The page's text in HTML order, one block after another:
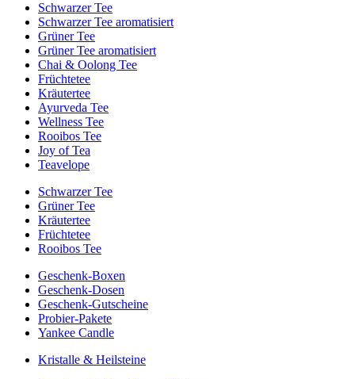
Schwarzer Tee
Schwarzer Tee aromatisiert
Grüner Tee
Grüner Tee aromatisiert
Chai & Oolong Tee
Früchtetee
Kräutertee
Ayurveda Tee
Wellness Tee
Rooibos Tee
Joy of Tea
Teavelope
Schwarzer Tee
Grüner Tee
Kräutertee
Früchtetee
Rooibos Tee
Geschenk-Boxen
Geschenk-Dosen
Geschenk-Gutscheine
Probier-Pakete
Yankee Candle
Kristalle & Heilsteine